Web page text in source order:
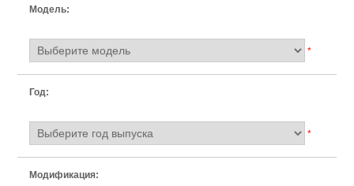
Модель:
*
Год:
*
Модификация: